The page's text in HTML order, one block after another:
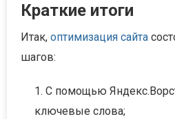
Краткие итоги
Итак, оптимизация сайта
шагов:
С помощью
ключевые слова;